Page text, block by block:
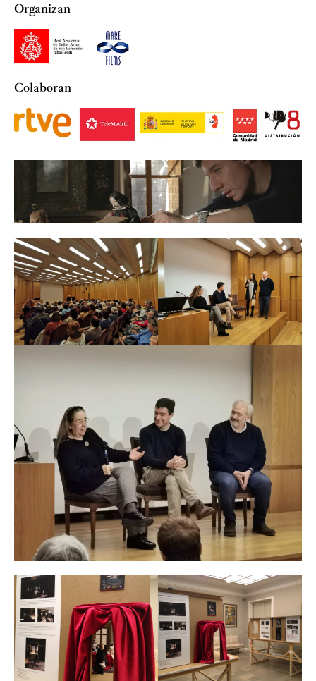
Organizan
Colaboran